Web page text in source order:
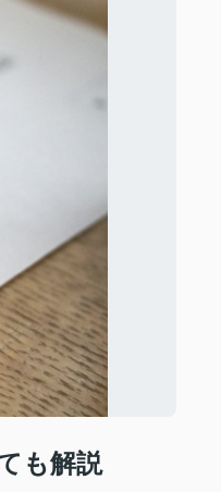
も解説